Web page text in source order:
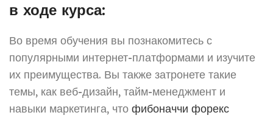
в ходе курса:
Во время обучения вы познакомитесь с
популярными интернет-платформами и изучите
их преимущества. Вы также затронете такие
темы, как веб-дизайн, тайм-менеджмент и
навыки маркетинга, что фибоначчи форекс